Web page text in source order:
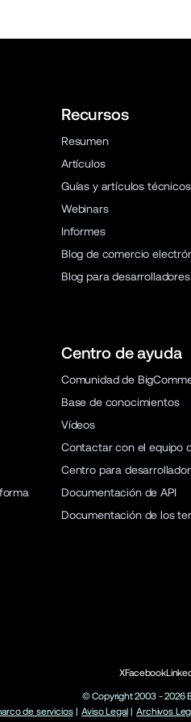
Recursos
Resumen
Artículos
Guías y artículos técnicos
Webinars
Informes
Blog de comercio
Blog para desarrolladores
Centro de ayuda
Comunidad de
Base de conocimientos
Vídeos
Contactar con el equipo
Centro para
Documentación de API
Documentación de los
XFacebook
© Copyright 2003 -2026
de servicios | Aviso Legal | Archivos